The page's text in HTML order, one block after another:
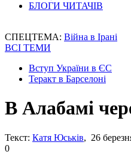
БЛОГИ ЧИТАЧІВ
СПЕЦТЕМА: Війна в Ірані
ВСІ ТЕМИ
Вступ України в ЄС
Теракт в Барселоні
В Алабамі
Текст: Катя Юськів, 26
0